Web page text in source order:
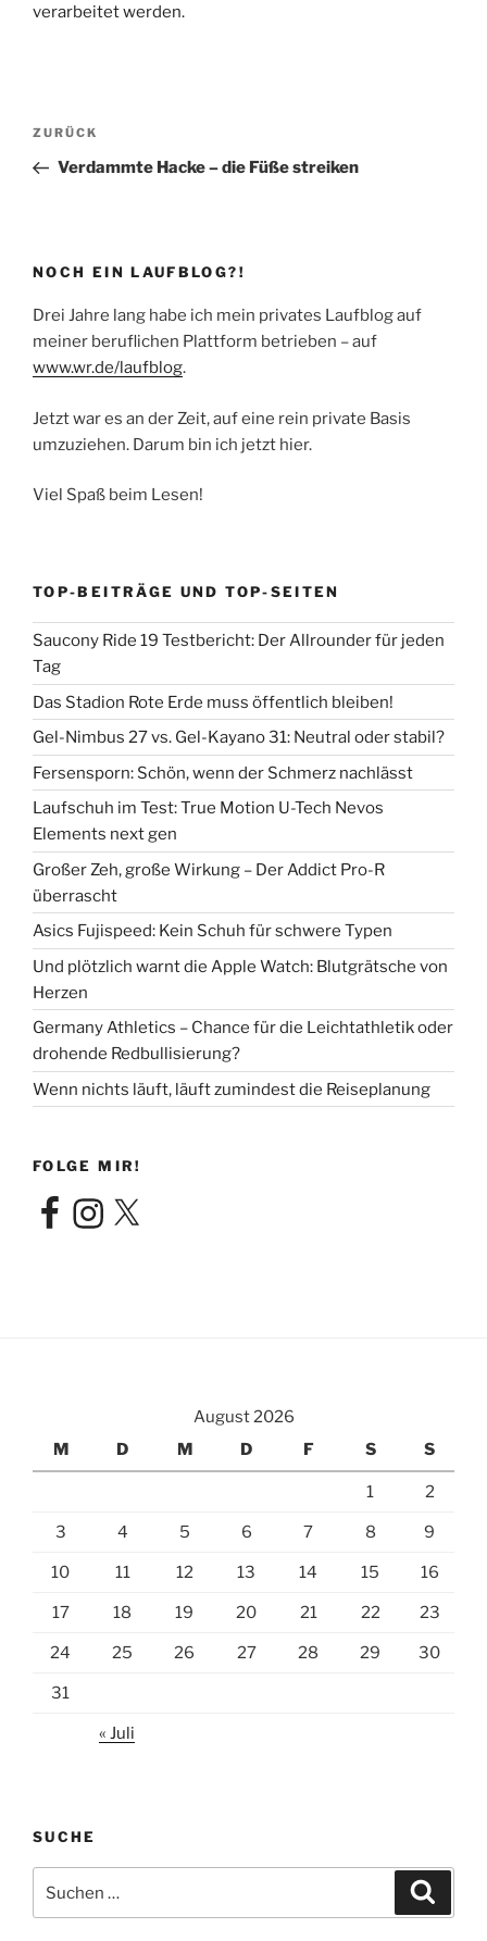
verarbeitet werden.
Beitragsnavigation
Vorheriger
Beitrag
ZURÜCK
Verdammte Hacke – die Füße streiken
NOCH EIN LAUFBLOG?!
Drei Jahre lang habe ich mein privates Laufblog auf
meiner beruflichen Plattform betrieben – auf
www.wr.de/laufblog.
Jetzt war es an der Zeit, auf eine rein private Basis
umzuziehen. Darum bin ich jetzt hier.
Viel Spaß beim Lesen!
TOP-BEITRÄGE UND TOP-SEITEN
Saucony Ride 19 Testbericht: Der Allrounder für jeden
Tag
Das Stadion Rote Erde muss öffentlich bleiben!
Gel-Nimbus 27 vs. Gel-Kayano 31: Neutral oder stabil?
Fersensporn: Schön, wenn der Schmerz nachlässt
Laufschuh im Test: True Motion U-Tech Nevos
Elements next gen
Großer Zeh, große Wirkung – Der Addict Pro-R
überrascht
Asics Fujispeed: Kein Schuh für schwere Typen
Und plötzlich warnt die Apple Watch: Blutgrätsche von
Herzen
Germany Athletics – Chance für die Leichtathletik oder
drohende Redbullisierung?
Wenn nichts läuft, läuft zumindest die Reiseplanung
FOLGE MIR!
FacebookInstagram
X
August 2026
M
D M D F S S
1 2
3 4 5 6 7 8 9
10 11 12 13 14 15 16
17 18 19 20 21 22 23
24 25 26 27 28 29 30
31
« Juli
SUCHE
nach: